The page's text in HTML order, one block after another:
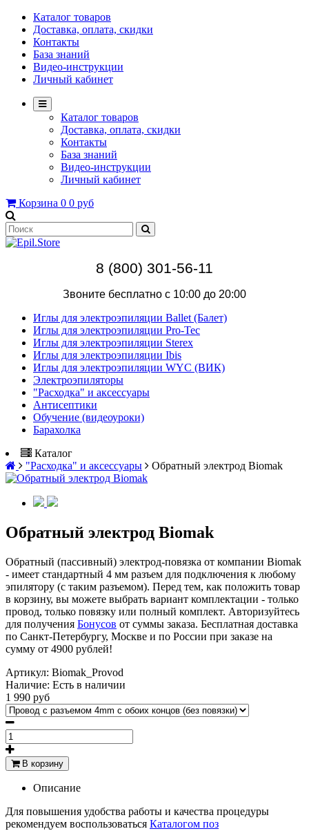
Каталог товаров
Доставка, оплата, скидки
Контакты
База знаний
Видео-инструкции
Личный кабинет
Каталог товаров
Доставка, оплата, скидки
Контакты
База знаний
Видео-инструкции
Личный кабинет
Корзина 0 0 руб
8 (800) 301-56-11
Звоните бесплатно с 10:00 до 20:00
Иглы для электроэпиляции Ballet (Балет)
Иглы для электроэпиляции Pro-Tec
Иглы для электроэпиляции Sterex
Иглы для электроэпиляции Ibis
Иглы для электроэпиляции WYC (ВИК)
Электроэпиляторы
"Расходка" и аксессуары
Антисептики
Обучение (видеоуроки)
Барахолка
Каталог
"Расходка" и аксессуары
Обратный электрод Biomak
Обратный электрод Biomak
Обратный (пассивный) электрод-повязка от компании Biomak
- имеет стандартный 4 мм разъем для подключения к любому
эпилятору (с таким разъемом). Перед тем, как положить товар
в корзину, вы можете выбрать вариант комплектации - только
провод, только повязку или полный комплект. Авторизуйтесь
для получения Бонусов от суммы заказа. Бесплатная доставка
по Санкт-Петербургу, Москве и по России при заказе на
сумму от 4900 рублей!
Артикул: Biomak_Provod
Наличие: Есть в наличии
1 990 руб
В корзину
Описание
Для повышения удобства работы и качества процедуры
рекомендуем воспользоваться Каталогом поз